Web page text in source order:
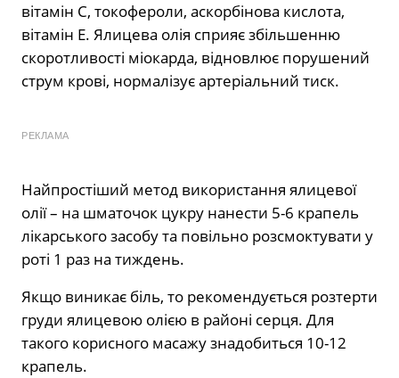
вітамін С, токофероли, аскорбінова кислота,
вітамін Е. Ялицева олія сприяє збільшенню
скоротливості міокарда, відновлює порушений
струм крові, нормалізує артеріальний тиск.
РЕКЛАМА
Найпростіший метод використання ялицевої
олії – на шматочок цукру нанести 5-6 крапель
лікарського засобу та повільно розсмоктувати у
роті 1 раз на тиждень.
Якщо виникає біль, то рекомендується розтерти
груди ялицевою олією в районі серця. Для
такого корисного масажу знадобиться 10-12
крапель.